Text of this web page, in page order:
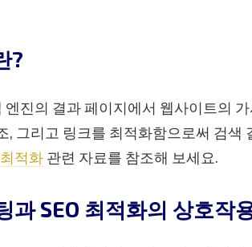
?
엔진의 결과 페이지에서 웹사이트의
, 그리고 링크를 최적화함으로써 검색
적화 관련 자료를 참조해 보세요.
과 SEO 최적화의 상호작